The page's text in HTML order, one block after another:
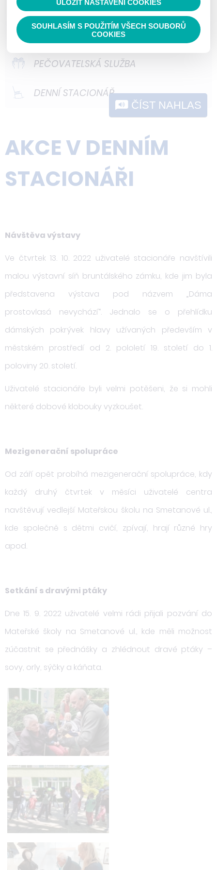
ODLEHČOVACÍ SLUŽBY
DOMOVY PRO OSOBY SE
ZDRAVOTNÍM POSTIŽENÍM
PEČOVATELSKÁ SLUŽBA
DENNÍ STACIONÁŘ
ČÍST NAHLAS
AKCE V DENNÍM
STACIONÁŘI
Návštěva výstavy
Ve čtvrtek 13. 10. 2022 uživatelé stacionáře navštívili
malou výstavní síň bruntálského zámku, kde jim byla
představena výstava pod názvem „Dáma
prostovlasá nevychází“. Jednalo se o přehlídku
dámských pokrývek hlavy užívaných především v
městském prostředí od 2. pololetí 19. století do 1.
poloviny 20. století.
Uživatelé stacionáře byli velmi potěšeni, že si mohli
některé dobové klobouky vyzkoušet.
Mezigenerační spolupráce
Od září opět probíhá mezigenerační spolupráce, kdy
každý druhý čtvrtek v měsíci uživatelé centra
navštěvují vedlejší Mateřskou školu na Smetanové ul.,
kde společně s dětmi cvičí, zpívají, hrají různé hry
apod.
Setkání s dravými ptáky
Dne 15. 9. 2022 uživatelé velmi rádi přijali pozvání do
Mateřské školy na Smetanové ul., kde měli možnost
zúčastnit se přednášky a zhlédnout dravé ptáky –
sovy, orly, sýčky a káňata.
cookies není zapotřebí Váš souhlas a
není možné jej ani odebrat.
nelze přiřadit konkrétnímu uživateli.
Proto nedokážeme zjistit navštívené
odkazy, prohlížené zboží apod.
ULOŽIT NASTAVENÍ COOKIES
SOUHLASÍM S POUŽITÍM VŠECH SOUBORŮ
COOKIES